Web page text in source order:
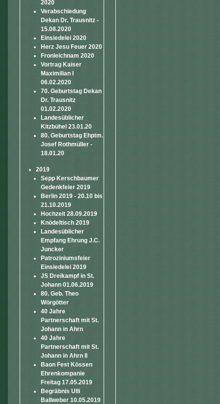
2020
Verabschiedung
Dekan Dr. Trausnitz -
15.08.2020
Einsiedelei 2020
Herz Jesu Feuer 2020
Fronleichnam 2020
Vortrag Kaiser
Maximilian I
06.02.2020
70. Geburtstag Dekan
Dr. Trausnitz
01.02.2020
Landesüblicher
Kitzbühel 23.01.20
80. Geburtstag Ehptm.
Josef Rothmüller -
18.01.20
2019
Sepp Kerschbaumer
Gedenkfeier 2019
Berlin 2019 - 20.10 bis
21.10.2019
Hochzeit 28.09.2019
Knödeltisch 2019
Landesüblicher
Empfang Ehrung J.C.
Juncker
Patroziniumsfeier
Einsiedelei 2019
JS Dreikampf in St.
Johann 01.06.2019
80. Geb. Theo
Wörgötter
40 Jahre
Partnerschaft mit St.
Johann in Ahrn
40 Jahre
Partnerschaft mit St.
Johann in Ahrn II
Baon Fest Kössen
Ehrenkompanie
Freitag 17.05.2019
Begräbnis Ulli
Ballweber 10.05.2019